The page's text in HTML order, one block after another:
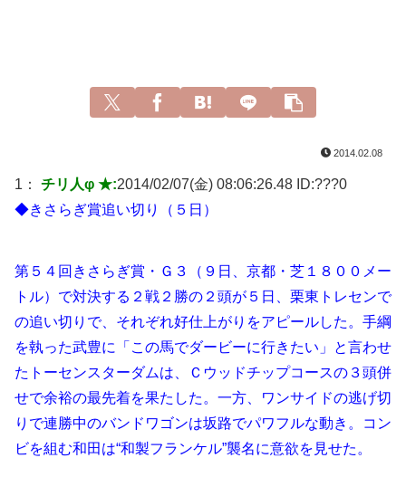
2014.02.08
1： チリ人φ ★:2014/02/07(金) 08:06:26.48 ID:???0
◆きさらぎ賞追い切り（５日）
第５４回きさらぎ賞・Ｇ３（９日、京都・芝１８００メー
トル）で対決する２戦２勝の２頭が５日、栗東トレセンで
の追い切りで、それぞれ好仕上がりをアピールした。手綱
を執った武豊に「この馬でダービーに行きたい」と言わせ
たトーセンスターダムは、Ｃウッドチップコースの３頭併
せで余裕の最先着を果たした。一方、ワンサイドの逃げ切
りで連勝中のバンドワゴンは坂路でパワフルな動き。コン
ビを組む和田は“和製フランケル”襲名に意欲を見せた。